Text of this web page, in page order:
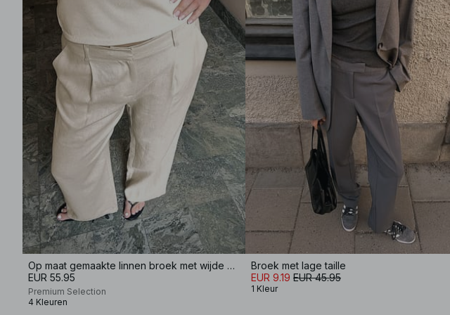
Op maat gemaakte linnen broek met wijde pijpen
EUR 55.95
Premium Selection
4 Kleuren
Broek met lage taille
EUR 9.19 EUR 45.95
1 Kleur